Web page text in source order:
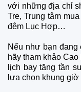
với những địa chỉ
Tre, Trung tâm
đêm Lục Hợp…
Nếu như bạn
hãy tham khảo
lịch bay tăng tần
lựa chọn khung